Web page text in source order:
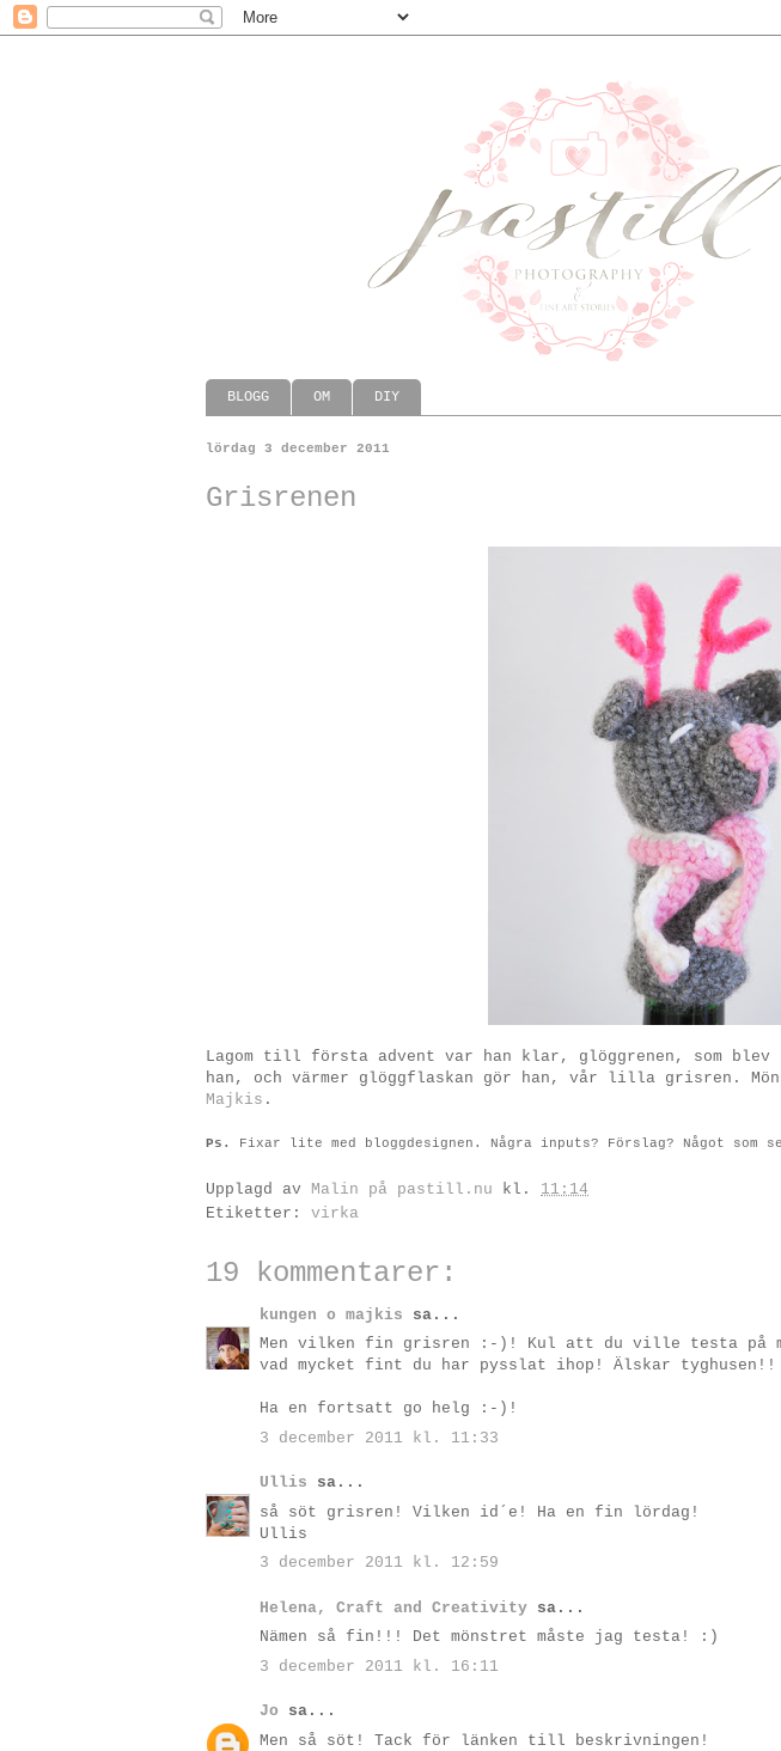
BLOGG OM DIY
lördag 3 december 2011
Grisrenen
Lagom till första advent var han klar, glöggrenen, som
han, och värmer glöggflaskan gör han, vår lilla grisren.
Majkis .
Ps. Fixar lite med bloggdesignen. Några inputs? Förslag? Något som
Upplagd av Malin på pastill.nu kl. 11:14
Etiketter: virka
19 kommentarer:
kungen o majkis sa...
Men vilken fin grisren :-)! Kul att du ville testa på
vad mycket fint du har pysslat ihop! Älskar tyghusen!!
Ha en fortsatt go helg :-)!
3 december 2011 kl. 11:33
Ullis sa...
så söt grisren! Vilken id´e! Ha en fin lördag!
Ullis
3 december 2011 kl. 12:59
Helena, Craft and Creativity sa...
Nämen så fin!!! Det mönstret måste jag testa! :)
3 december 2011 kl. 16:11
Jo sa...
Men så söt! Tack för länken till beskrivningen!